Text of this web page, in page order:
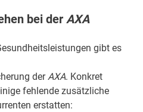
bei der AXA
gibt es
derAXA. Konkret
fehlende zusätzliche
erstatten: